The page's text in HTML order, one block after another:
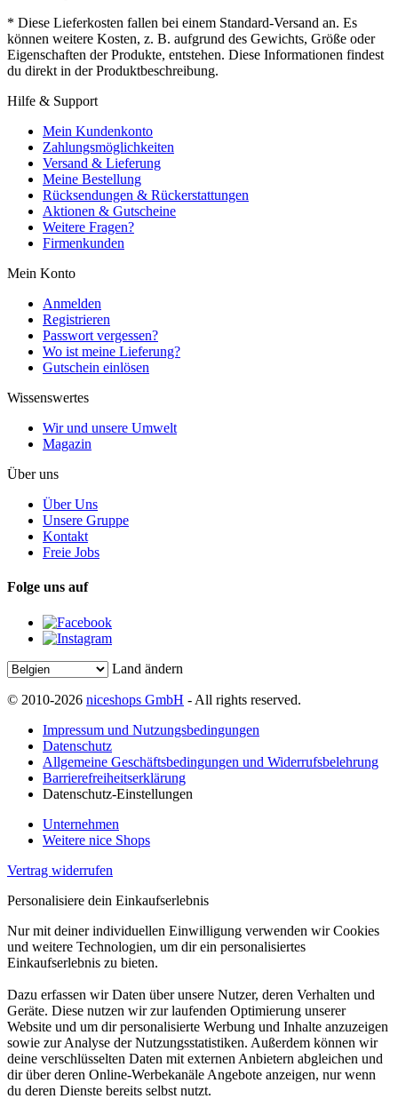
* Diese Lieferkosten fallen bei einem Standard-Versand an. Es
können weitere Kosten, z. B. aufgrund des Gewichts, Größe oder
Eigenschaften der Produkte, entstehen. Diese Informationen findest
du direkt in der Produktbeschreibung.
Hilfe & Support
Mein Kundenkonto
Zahlungsmöglichkeiten
Versand & Lieferung
Meine Bestellung
Rücksendungen & Rückerstattungen
Aktionen & Gutscheine
Weitere Fragen?
Firmenkunden
Mein Konto
Anmelden
Registrieren
Passwort vergessen?
Wo ist meine Lieferung?
Gutschein einlösen
Wissenswertes
Wir und unsere Umwelt
Magazin
Über uns
Über Uns
Unsere Gruppe
Kontakt
Freie Jobs
Folge uns auf
Land ändern
© 2010-2026 niceshops GmbH - All rights reserved.
Impressum und Nutzungsbedingungen
Datenschutz
Allgemeine Geschäftsbedingungen und Widerrufsbelehrung
Barrierefreiheitserklärung
Datenschutz-Einstellungen
Unternehmen
Weitere nice Shops
Vertrag widerrufen
Personalisiere dein Einkaufserlebnis
Nur mit deiner individuellen Einwilligung verwenden wir Cookies
und weitere Technologien, um dir ein personalisiertes
Einkaufserlebnis zu bieten.
Dazu erfassen wir Daten über unsere Nutzer, deren Verhalten und
Geräte. Diese nutzen wir zur laufenden Optimierung unserer
Website und um dir personalisierte Werbung und Inhalte anzuzeigen
sowie zur Analyse der Nutzungsstatistiken. Außerdem können wir
deine verschlüsselten Daten mit externen Anbietern abgleichen und
dir über deren Online-Werbekanäle Angebote anzeigen, nur wenn
du deren Dienste bereits selbst nutzt.